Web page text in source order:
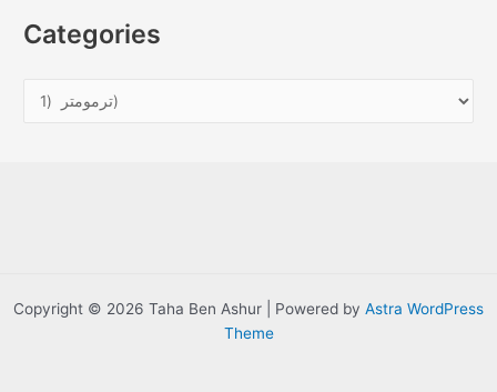
Categories
i
Copyright © 2026 Taha Ben Ashur | Powered by Astra WordPress
Theme